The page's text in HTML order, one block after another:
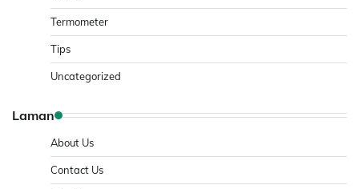
Termometer
Tips
Uncategorized
Laman
About Us
Contact Us